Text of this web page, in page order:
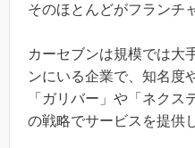
そのほとんどがフランチ
カーセブンは規模では大
ンにいる企業で、知名度
「ガリバー」や「ネクス
の戦略でサービスを提供